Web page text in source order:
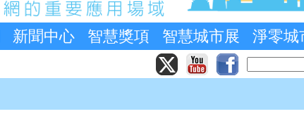
新聞中心 智慧獎項 智慧城市展 淨零城